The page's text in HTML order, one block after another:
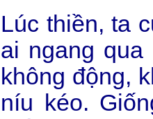
Lúc thiền, ta
ai ngang qua
không động,
níu kéo.